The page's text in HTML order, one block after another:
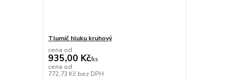
Tlumič hluku kruhový
cena od
935,00 Kč/ks
cena od
772,73 Kč bez DPH